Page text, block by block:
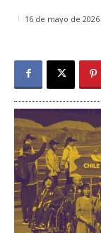
16 de mayo de 2026